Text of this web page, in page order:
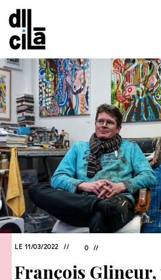
LE 11/03/2022 0
François